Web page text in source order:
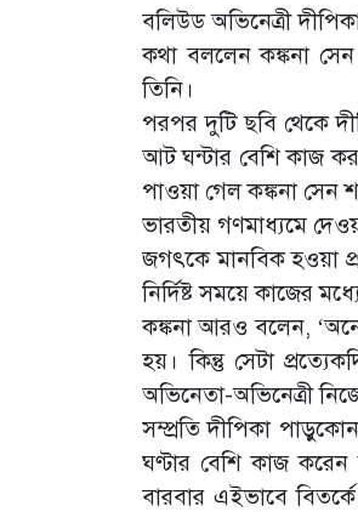
বলিউড অভিনেত্রী
কথা বললেন কঙ্কনা সেন
তিনি।
পরপর দুটি ছবি থেকে
আট ঘন্টার বেশি কাজ
পাওয়া গেল কঙ্কনা সেন
ভারতীয় গণমাধ্যমে
জগৎকে মানবিক হওয়া
নির্দিষ্ট সময়ে কাজের
কঙ্কনা আরও বলেন,
হয়। কিন্তু সেটা
অভিনেতা-অভিনেত্রী
সম্প্রতি দীপিকা
ঘণ্টার বেশি কাজ
বারবার এইভাবে